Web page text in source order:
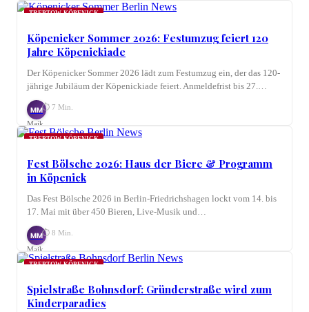
Möhring
TREPTOW-KÖPENICK
Köpenicker Sommer 2026: Festumzug feiert 120
Jahre Köpenickiade
Der Köpenicker Sommer 2026 lädt zum Festumzug ein, der das 120-
jährige Jubiläum der Köpenickiade feiert. Anmeldefrist bis 27.…
MM
Maik
Möhring
⏱ 7 Min.
TREPTOW-KÖPENICK
Fest Bölsche 2026: Haus der Biere & Programm
in Köpenick
Das Fest Bölsche 2026 in Berlin-Friedrichshagen lockt vom 14. bis
17. Mai mit über 450 Bieren, Live-Musik und…
MM
Maik
Möhring
⏱ 8 Min.
TREPTOW-KÖPENICK
Spielstraße Bohnsdorf: Gründerstraße wird zum
Kinderparadies